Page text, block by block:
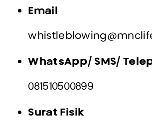
Email
WhatsApp/ SMS/
081510500899
Surat Fisik